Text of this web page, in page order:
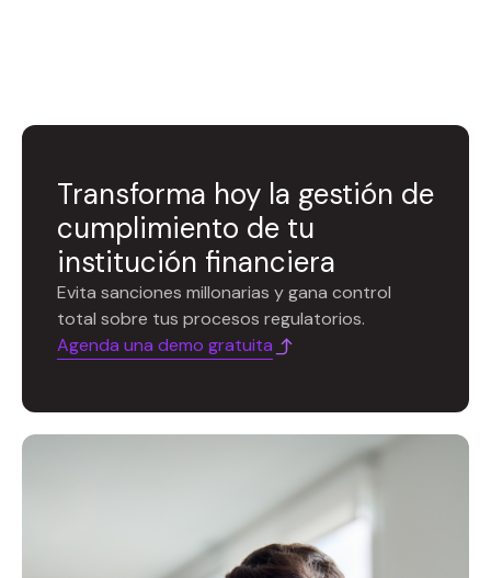
Transforma hoy la gestión de
cumplimiento de tu
institución financiera
Evita sanciones millonarias y gana control
total sobre tus procesos regulatorios.
Agenda una demo gratuita